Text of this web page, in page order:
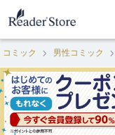
コミック 男性コミック